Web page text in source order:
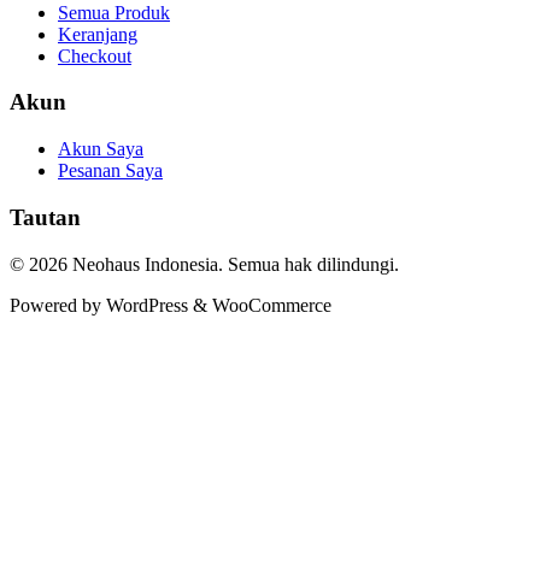
Semua Produk
Keranjang
Checkout
Akun
Akun Saya
Pesanan Saya
Tautan
© 2026 Neohaus Indonesia. Semua hak dilindungi.
Powered by WordPress & WooCommerce